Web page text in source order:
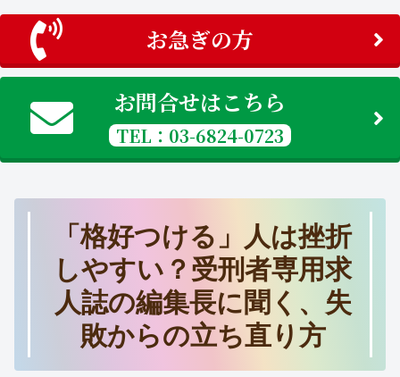
お急ぎの方
お問合せはこちら
TEL：03-6824-0723
「格好つける」人は挫折
しやすい？受刑者専用求
人誌の編集長に聞く、失
敗からの立ち直り方